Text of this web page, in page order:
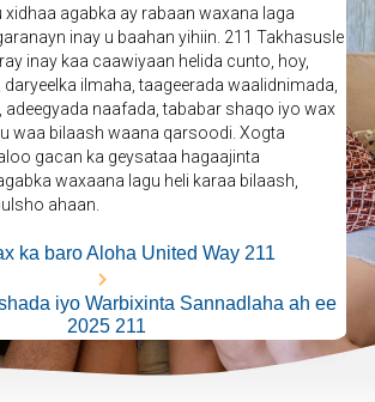
xidhaa agabka ay rabaan waxana laga
inay u baahan yihiin. 211 Takhasusle
inay kaa caawiyaan helida cunto, hoy,
ilmaha, taageerada waalidnimada,
adeegyada naafada, tababar shaqo iyo wax
waa bilaash waana qarsoodi. Xogta
gacan ka geysataa hagaajinta
waxaana lagu heli karaa bilaash,
ahaan.
ka baro Aloha United Way 211
iyo Warbixinta Sannadlaha ah ee
2025 211